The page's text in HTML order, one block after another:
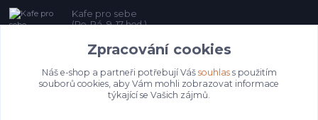
Kafe pro sebe
(Po-Pá, 9-17 hod.)
prosebeunicov@seznam.cz
Zpracování cookies
Náš e-shop a partneři potřebují Váš souhlass použitím
souborů cookies, aby Vám mohli zobrazovat informace
týkající se Vašich zájmů.